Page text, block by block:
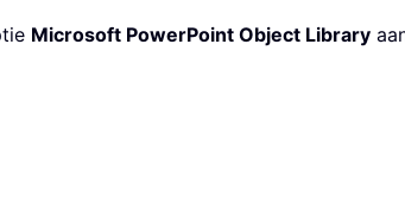
Microsoft PowerPoint Object Library